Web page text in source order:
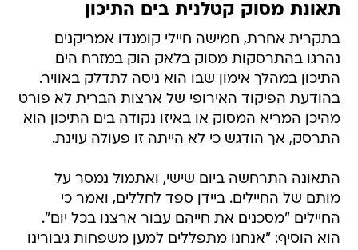
תאונת מסוק קטלנית בים התיכון
בתקרית אחרת, חמישה חיילי קומנדו אמריקנים
נהרגו בהתרסקות מסוק בלאק הוק במזרח הים
התיכון במהלך אימון שבו הוא ניסה לתדלק באוויר.
בהודעת הפיקוד האירופי של ארצות הברית לא פורט
מהיכן המריא המסוק או באיזו נקודה בים התיכון הוא
התרסק, אך הודגש כי לא הייתה זו פעולה עוינת.
התאונה התרחשה ביום שישי, ואתמול נמסר על
מותם של החיילים. ביידן ספד לחללים, ואמר כי
החיילים "מסכנים את חייהם עבור ארצנו בכל יום".
הוא הוסיף: "אנחנו מתפללים למען משפחות גיבורינו